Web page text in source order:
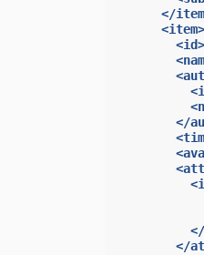
</
<item>
<id>
</
</